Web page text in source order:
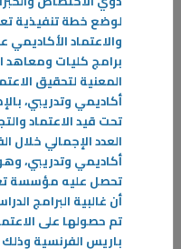
"المشاركة في معرض الـ ATD فرصة لعرض مهارات وابتكارات الموهوبين"
لوضع خطة تنفيذية
والاعتماد
برامج كليات ومعاهد
تحت قيد الاعتماد
أكاديمي وتدريبي،
تحصل عليه مؤسسة
أن غالبية البرامج
تم حصولها على
باريس الفرنسية